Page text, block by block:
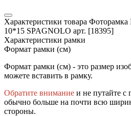
Характеристики товара
10*15 SPAGNOLO арт. [18395]
Характеристики рамки
Формат рамки (см)
Формат рамки (см) - это размер
можете вставить в рамку.
Обратите внимание и не путайте с
обычно больше на почти всю
стороны.